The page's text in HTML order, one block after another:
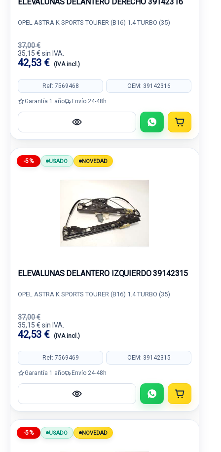
OPEL ASTRA K SPORTS TOURER (B16) 1.4 TURBO (35)
37,00 €
35,15 € sin IVA.
42,53 € (IVA incl.)
Ref: 7569468 OEM: 39142316
Garantía 1 año Envío 24-48h
-5% USADO NOVEDAD
ELEVALUNAS DELANTERO IZQUIERDO 39142315
OPEL ASTRA K SPORTS TOURER (B16) 1.4 TURBO (35)
37,00 €
35,15 € sin IVA.
42,53 € (IVA incl.)
Ref: 7569469 OEM: 39142315
Garantía 1 año Envío 24-48h
-5% USADO NOVEDAD